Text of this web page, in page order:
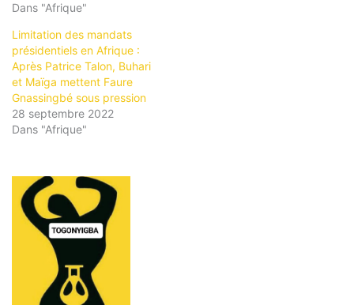
Dans "Afrique"
Limitation des mandats
présidentiels en Afrique :
Après Patrice Talon, Buhari
et Maïga mettent Faure
Gnassingbé sous pression
28 septembre 2022
Dans "Afrique"